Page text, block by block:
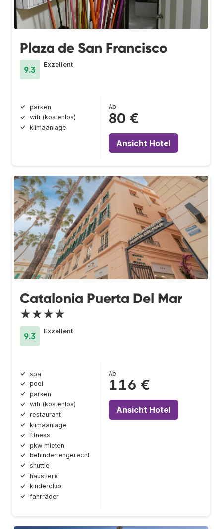
Plaza de San Francisco
9.3
Exzellent
parken
wifi (kostenlos)
klimaanlage
Ab
80 €
Ansicht Hotel
Catalonia Puerta Del Mar
★★★★
9.3
Exzellent
spa
pool
parken
wifi (kostenlos)
restaurant
klimaanlage
fitness
pkw mieten
behindertengerecht
shuttle
haustiere
kinderclub
fahrräder
Ab
116 €
Ansicht Hotel